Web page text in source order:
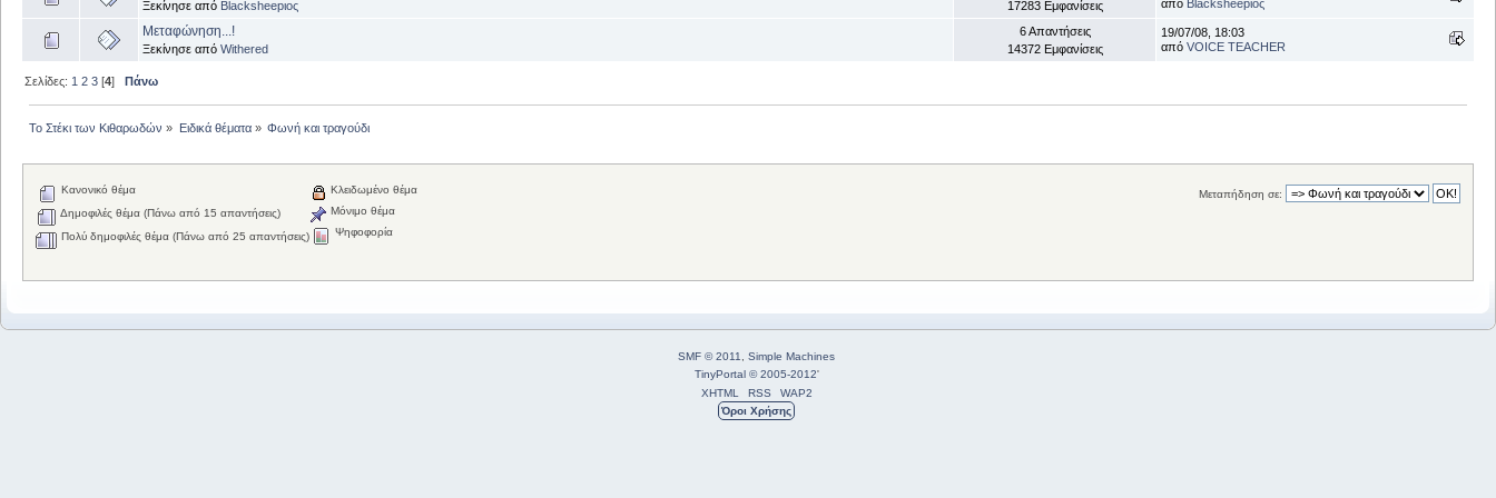
Ξεκίνησε από Blacksheepιος 17283 Εμφανίσεις από Blacksheepιος
Μεταφώνηση...!
Ξεκίνησε από Withered
6 Απαντήσεις
14372 Εμφανίσεις
19/07/08, 18:03
από VOICE TEACHER
Σελίδες: 1 2 3 [4]Πάνω
Το Στέκι των Κιθαρωδών » Ειδικά θέματα» Φωνή και τραγούδι
Μεταπήδηση σε:
Κανονικό θέμα
Δημοφιλές θέμα (Πάνω από 15 απαντήσεις)
Πολύ δημοφιλές θέμα (Πάνω από 25 απαντήσεις)
Κλειδωμένο θέμα
Μόνιμο θέμα
Ψηφοφορία
SMF © 2011, Simple Machines
TinyPortal © 2005-2012'
XHTML
RSS
WAP2
Όροι Χρήσης